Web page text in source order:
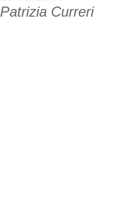
Patrizia Curreri